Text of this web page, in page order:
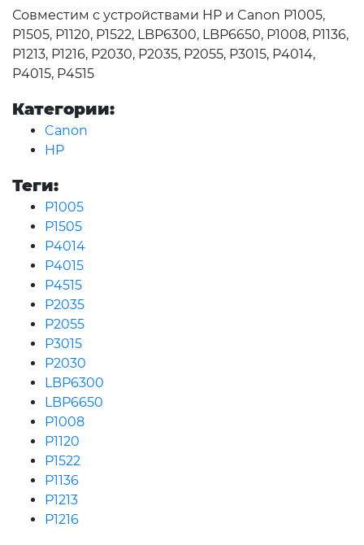
Совместим с устройствами HP и Canon P1005,
P1505, P1120, P1522, LBP6300, LBP6650, P1008, P1136,
P1213, P1216, P2030, P2035, P2055, P3015, P4014,
P4015, P4515
Категории:
Canon
HP
Теги:
P1005
P1505
P4014
P4015
P4515
P2035
P2055
P3015
P2030
LBP6300
LBP6650
P1008
P1120
P1522
P1136
P1213
P1216